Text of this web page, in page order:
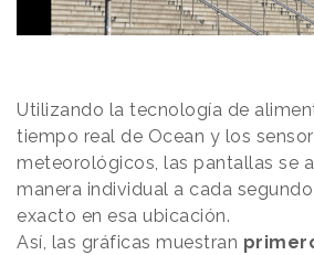
Utilizando la tecnología de
tiempo real de Ocean y los
meteorológicos, las pantallas se
manera individual a cada
exacto en esa ubicación.
Así, las gráficas muestran